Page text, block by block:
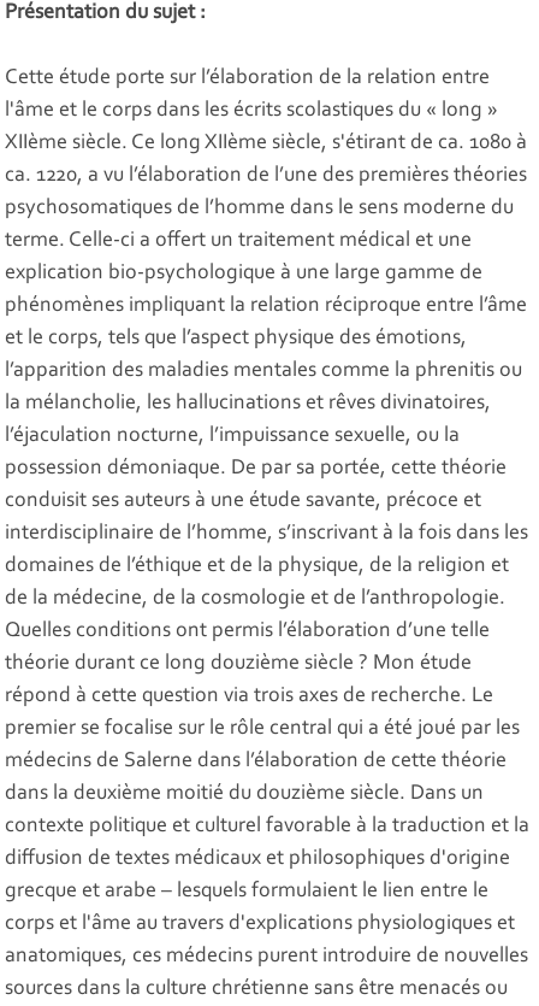
Présentation du sujet :
Cette étude porte sur l’élaboration de la relation entre
l'âme et le corps dans les écrits scolastiques du « long »
XIIème siècle. Ce long XIIème siècle, s'étirant de ca. 1080 à
ca. 1220, a vu l’élaboration de l’une des premières théories
psychosomatiques de l’homme dans le sens moderne du
terme. Celle-ci a offert un traitement médical et une
explication bio-psychologique à une large gamme de
phénomènes impliquant la relation réciproque entre l’âme
et le corps, tels que l’aspect physique des émotions,
l’apparition des maladies mentales comme la phrenitis ou
la mélancholie, les hallucinations et rêves divinatoires,
l’éjaculation nocturne, l’impuissance sexuelle, ou la
possession démoniaque. De par sa portée, cette théorie
conduisit ses auteurs à une étude savante, précoce et
interdisciplinaire de l’homme, s’inscrivant à la fois dans les
domaines de l’éthique et de la physique, de la religion et
de la médecine, de la cosmologie et de l’anthropologie.
Quelles conditions ont permis l’élaboration d’une telle
théorie durant ce long douzième siècle ? Mon étude
répond à cette question via trois axes de recherche. Le
premier se focalise sur le rôle central qui a été joué par les
médecins de Salerne dans l’élaboration de cette théorie
dans la deuxième moitié du douzième siècle. Dans un
contexte politique et culturel favorable à la traduction et la
diffusion de textes médicaux et philosophiques d'origine
grecque et arabe – lesquels formulaient le lien entre le
corps et l'âme au travers d'explications physiologiques et
anatomiques, ces médecins purent introduire de nouvelles
sources dans la culture chrétienne sans être menacés ou